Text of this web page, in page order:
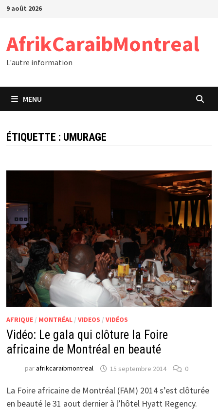
Passer
9 août 2026
AfrikCaraibMontreal
L'autre information
MENU
ÉTIQUETTE : UMURAGE
AFRIQUE/ MONTRÉAL/ VIDEOS / VIDÉOS
Vidéo: Le gala qui clôture la Foire
africaine de Montréal en beauté
parafrikcaraibmontreal 15 septembre 2014 0
La Foire africaine de Montréal (FAM) 2014 s’est clôturée
en beauté le 31 aout dernier à l’hôtel Hyatt Regency.